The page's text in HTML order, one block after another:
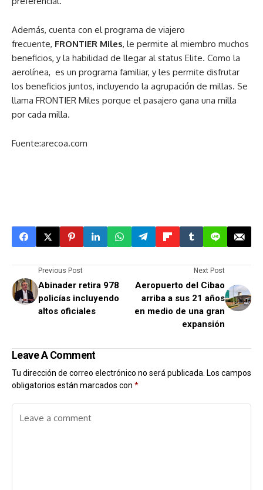
Además, cuenta con el programa de viajero
frecuente, FRONTIER Miles, le permite al miembro muchos
beneficios, y la habilidad de llegar al status Elite. Como la
aerolínea, es un programa familiar, y les permite disfrutar
los beneficios juntos, incluyendo la agrupación de millas. Se
llama FRONTIER Miles porque el pasajero gana una milla
por cada milla.
Fuente:arecoa.com
Previous Post
Abinader retira 978
policías incluyendo
altos oficiales
Next Post
Aeropuerto del Cibao
arriba a sus 21 años
en medio de una gran
expansión
Leave A Comment
Tu dirección de correo electrónico no será publicada. Los campos
obligatorios están marcados con *